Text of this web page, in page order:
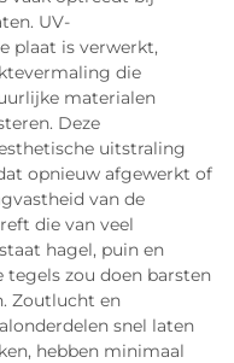
UV-
plaat is verwerkt,
die
materialen
Deze
uitstraling
opnieuw afgewerkt of
van de
die van veel
hagel, puin en
tegels zou doen barsten
Zoutlucht en
snel laten
hebben minimaal